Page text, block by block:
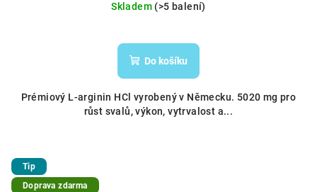
Skladem (>5 balení)
Do košíku
Prémiový L-arginin HCl vyrobený v Německu. 5020 mg pro
růst svalů, výkon, vytrvalost a...
Tip
Doprava zdarma